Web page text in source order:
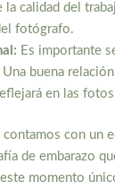
la calidad del
fotógrafo.
Es importante
buena
en las
contamos con un
de embarazo
momento